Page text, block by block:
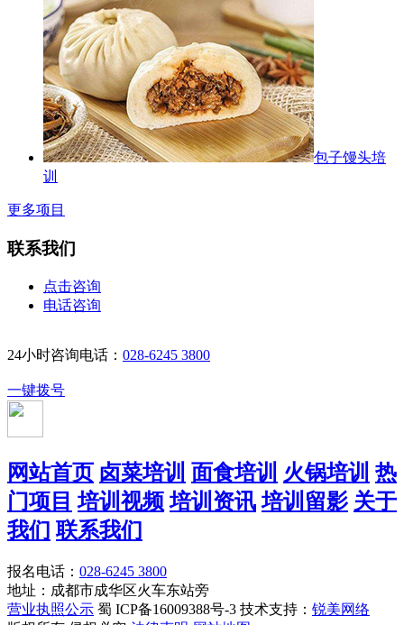
包子馒头培
训
更多项目
联系我们
点击咨询
电话咨询
24小时咨询电话： 028-6245 3800
一键拨号
网站首页 卤菜培训 面食培训 火锅培训 热
门项目 培训视频 培训资讯 培训留影 关于
我们 联系我们
报名电话： 028-6245 3800
地址：成都市成华区火车东站旁
营业执照公示 蜀 ICP备16009388号-3 技术支持： 锐美网络